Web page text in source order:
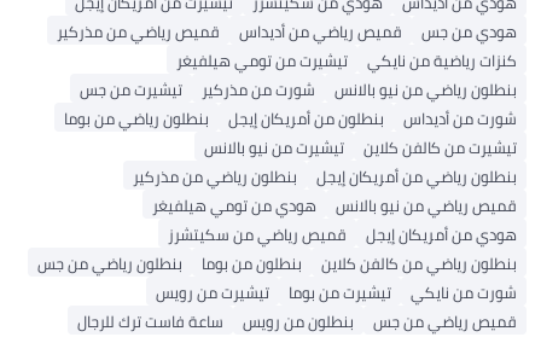
هودي من جس
قميص رياضي من أديداس
قميص رياضي من مذركير
كنزات رياضية من نايكي
تيشيرت من تومي هيلفيغر
بنطلون رياضي من نيو بالانس
شورت من مذركير
تيشيرت من جس
شورت من أديداس
بنطلون من أمريكان إيجل
بنطلون رياضي من بوما
تيشيرت من كالفن كلاين
تيشيرت من نيو بالانس
بنطلون رياضي من أمريكان إيجل
بنطلون رياضي من مذركير
قميص رياضي من نيو بالانس
هودي من تومي هيلفيغر
هودي من أمريكان إيجل
قميص رياضي من سكيتشرز
بنطلون رياضي من كالفن كلاين
بنطلون من بوما
بنطلون رياضي من جس
شورت من نايكي
تيشيرت من بوما
تيشيرت من رويس
قميص رياضي من جس
بنطلون من رويس ساعة فاست ترك للرجال